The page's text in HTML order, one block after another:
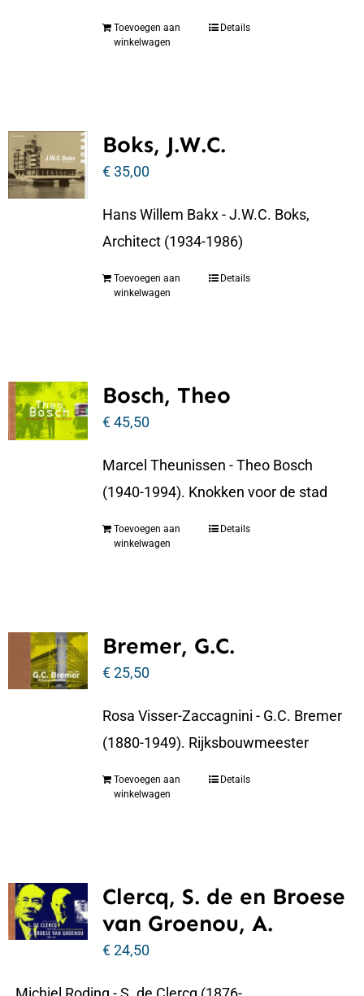
Toevoegen aan
winkelwagen
Details
Boks, J.W.C.
€35,00
Hans Willem Bakx - J.W.C. Boks,
Architect (1934-1986)
Toevoegen aan
winkelwagen
Details
Bosch, Theo
€45,50
Marcel Theunissen - Theo Bosch
(1940-1994). Knokken voor de stad
Toevoegen aan
winkelwagen
Details
Bremer, G.C.
€25,50
Rosa Visser-Zaccagnini - G.C. Bremer
(1880-1949). Rijksbouwmeester
Toevoegen aan
winkelwagen
Details
Clercq, S. de en Broese
van Groenou, A.
€24,50